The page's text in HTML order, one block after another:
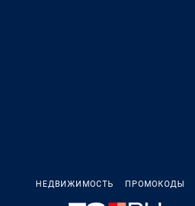
НЕДВИЖИМОСТЬ ПРОМОКОДЫ